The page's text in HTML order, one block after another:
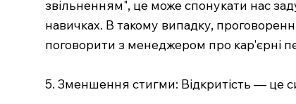
звільненням", це може спонукати нас
навичках. В такому випадку,
поговорити з менеджером про кар'єрні
5. Зменшення стигми: Відкритість — це